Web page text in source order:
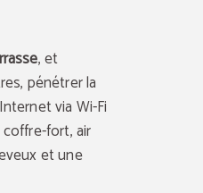
, et
pénétrer la
via Wi-Fi
fort, air
et une